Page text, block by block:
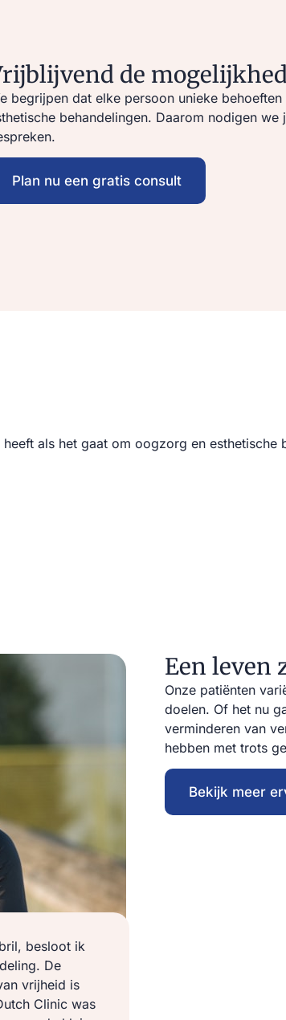
de
begrijpen dat elke persoon unieke
behandelingen. Daarom nodigen
Plan nu een gratis consult
als het gaat om oogzorg en
besloot ik
De
vrijheid is
Clinic was
Een leven
Onze patiënten
doelen. Of het nu
verminderen van
hebben met trots
Bekijk meer